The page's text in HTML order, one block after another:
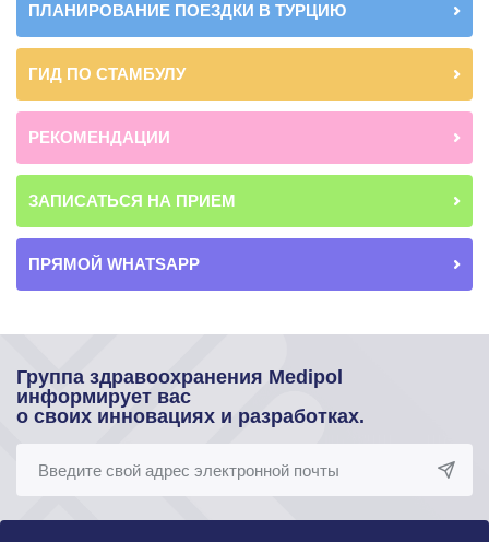
ПЛАНИРОВАНИЕ ПОЕЗДКИ В ТУРЦИЮ
ГИД ПО СТАМБУЛУ
РЕКОМЕНДАЦИИ
ЗАПИСАТЬСЯ НА ПРИЕМ
ПРЯМОЙ WHATSAPP
Группа здравоохранения Medipol
информирует вас
о своих инновациях и разработках.